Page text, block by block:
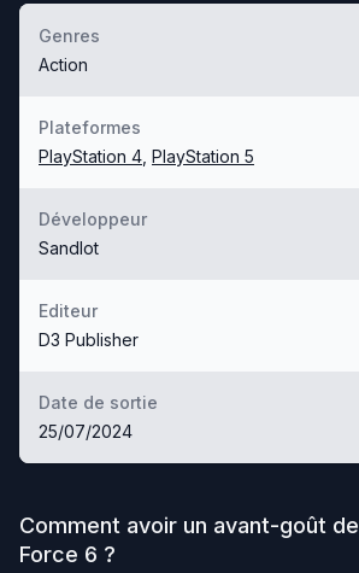
Genres
Action
Plateformes
PlayStation 4 PlayStation 5
Développeur
Sandlot
Editeur
D3 Publisher
Date de sortie
25/07/2024
Comment avoir un avant-goût de
Force 6 ?